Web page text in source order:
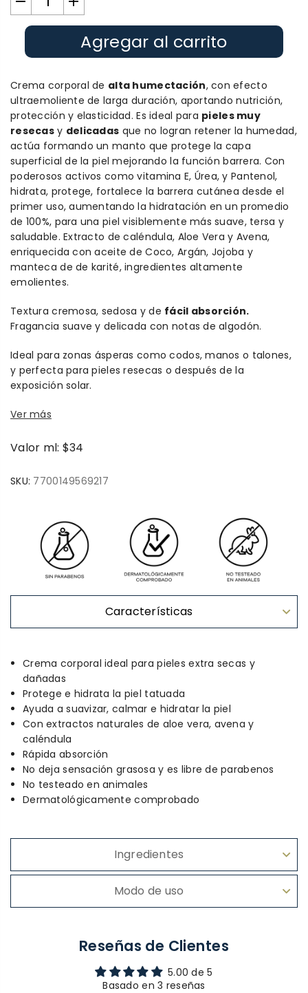
Agregar al carrito
Crema corporal de alta humectación, con efecto
ultraemoliente de larga duración, aportando nutrición,
protección y elasticidad. Es ideal para pieles muy
resecasy delicadas que no logran retener la humedad,
actúa formando un manto que protege la capa
superficial de la piel mejorando la función barrera. Con
poderosos activos como vitamina E, Úrea, y Pantenol,
hidrata, protege, fortalece la barrera cutánea desde el
primer uso, aumentando la hidratación en un promedio
de 100%, para una piel visiblemente más suave, tersa y
saludable. Extracto de caléndula, Aloe Vera y Avena,
enriquecida con aceite de Coco, Argán, Jojoba y
manteca de de karité, ingredientes altamente
emolientes.
Textura cremosa, sedosa y de fácil absorción.
Fragancia suave y delicada con notas de algodón.
Ideal para zonas ásperas como codos, manos o talones,
y perfecta para pieles resecas o después de la
exposición solar.
Ver más
Valor ml: $34
SKU: 7700149569217
Características
Crema corporal ideal para pieles extra secas y
dañadas
Protege e hidrata la piel tatuada
Ayuda a suavizar, calmar e hidratar la piel
Con extractos naturales de aloe vera, avena y
caléndula
Rápida absorción
No deja sensación grasosa y es libre de parabenos
No testeado en animales
Dermatológicamente comprobado
Ingredientes
Modo de uso
Reseñas de Clientes
5.00 de 5
Basado en 3 reseñas